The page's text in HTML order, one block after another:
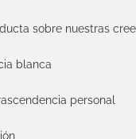
sobre nuestras
blanca
personal